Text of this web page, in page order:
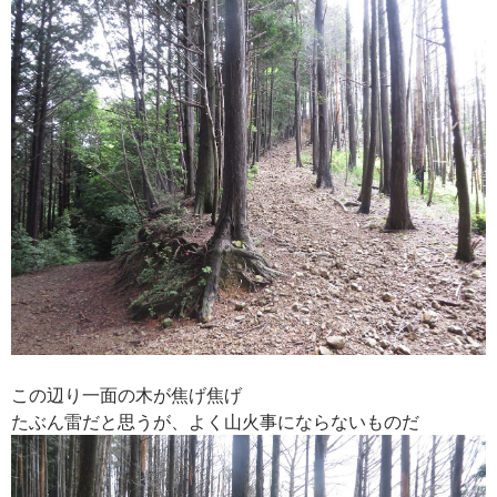
この辺り一面の木が焦げ焦げ
たぶん雷だと思うが、よく山火事にならないものだ